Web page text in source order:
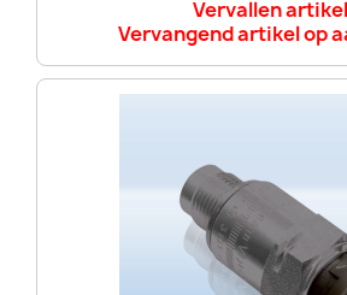
Vervallen artikel
Vervangend artikel op